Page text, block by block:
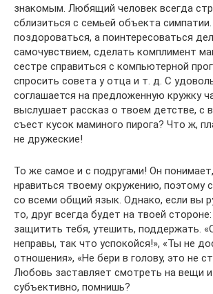
знакомым. Любящий человек всегда
сблизиться с семьей объекта
поздороваться, а поинтересоваться
самочувствием, сделать комплимент
сестре справиться с компьютерной
спросить совета у отца и т. д. С
соглашается на предложенную кружку
выслушает рассказ о твоем детстве, с
съест кусок маминого пирога? Что ж,
не дружеские!
То же самое и с подругами! Он
нравиться твоему окружению, поэтому
со всеми общий язык. Однако, если вы
то, друг всегда будет на твоей
защитить тебя, утешить, поддержать.
неправы, так что успокойся!», «Ты не
отношения», «Не бери в голову, это не
Любовь заставляет смотреть на вещи
субъективно, помнишь?